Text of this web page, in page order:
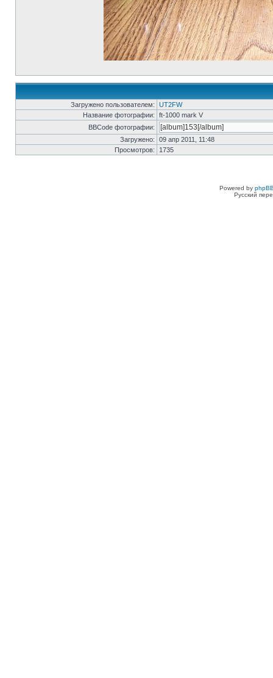
Загружено пользователем:
UT2FW
Название фотографии:
ft-1000 mark V
BBCode фотографии:
Загружено:
09 апр 2011, 11:48
Просмотров:
1735
Powered by
Русский